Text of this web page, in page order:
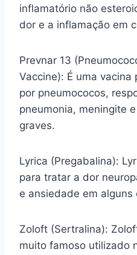
inflamatório não
dor e a inflamação em
Prevnar 13
Vaccine): É uma
por pneumococos,
pneumonia, meningite
graves.
Lyrica (Pregabalina):
para tratar a dor
e ansiedade em alguns
Zoloft (Sertralina):
muito famoso utilizado